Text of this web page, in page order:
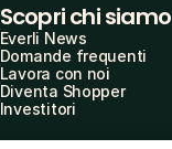
Scopri chi siamo
Everli News
Domande frequenti
Lavora con noi
Diventa Shopper
Investitori